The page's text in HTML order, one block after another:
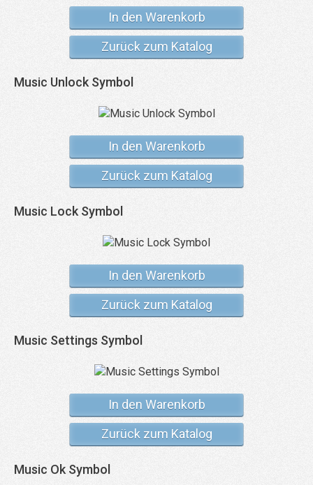
In den Warenkorb
Zurück zum Katalog
Music Unlock Symbol
In den Warenkorb
Zurück zum Katalog
Music Lock Symbol
In den Warenkorb
Zurück zum Katalog
Music Settings Symbol
In den Warenkorb
Zurück zum Katalog
Music Ok Symbol